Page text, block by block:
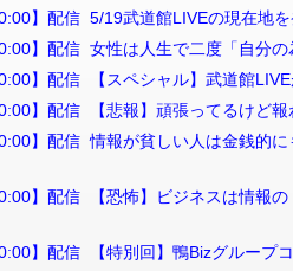
】配信 5/19武道館LIVEの現在地を
】配信 女性は人生で二度「自分
】配信 【スペシャル】武道館
】配信 【悲報】頑張ってるけど
】配信 情報が貧しい人は金銭的
】配信 【恐怖】ビジネスは情報
】配信 【特別回】鴨Bizグループ